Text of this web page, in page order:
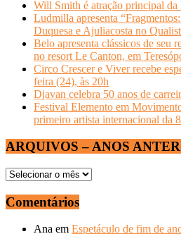
Will Smith é atração principal
Ludmilla apresenta
Duquesa e Ajuliacosta no
Belo apresenta clássicos de seu
no resort Le Canton, em
Circo Crescer e Viver recebe
feira (24), às 20h
Djavan celebra 50 anos de
Festival Elemento em
primeiro artista internacional da
ARQUIVOS – ANOS
ARQUIVOS
ANOS
ANTERIORES
Comentários
Ana em Espetáculo de fim de